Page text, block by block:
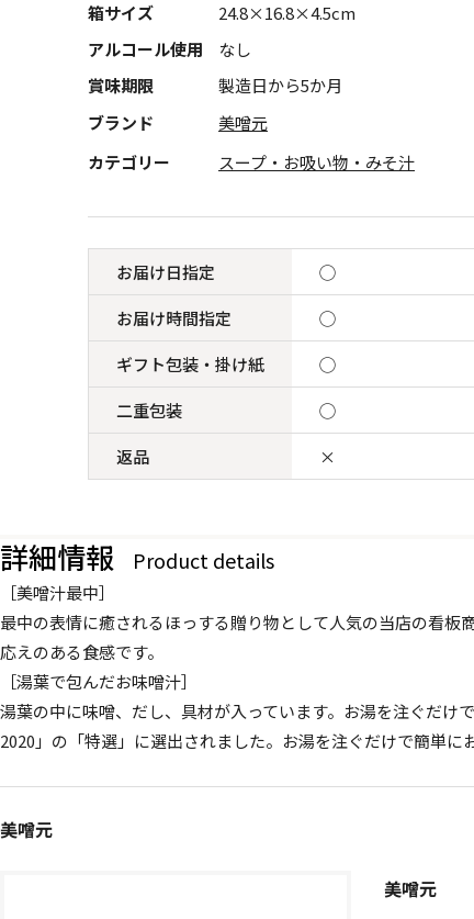
箱サイズ
24.8×16.8×4.5cm
アルコール使用
なし
賞味期限
製造日から5か月
ブランド
美噌元
カテゴリー
スープ・お吸い物・みそ汁
お届け日指定
◯
お届け時間指定
◯
ギフト包装・掛け紙
◯
二重包装
◯
返品
×
詳細情報 Product details
［美噌汁最中］
最中の表情に癒されるほっする贈り物として人気の当店の看
応えのある食感です。
［湯葉で包んだお味噌汁］
湯葉の中に味噌、だし、具材が入っています。お湯を注ぐだけ
2020」の「特選」に選出されました。お湯を注ぐだけで簡単に
美噌元
美噌元